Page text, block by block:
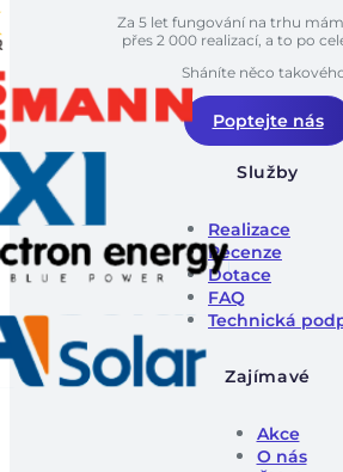
Za 5 let fungování na trhu
přes 2 000 realizací, a to po
Sháníte něco
Poptejte nás
Služby
Realizace
Recenze
Dotace
FAQ
Technická
Zajímavé
Akce
O nás